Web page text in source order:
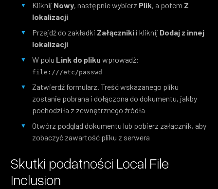
Kliknij Nowy, następnie wybierz Plik, a potem Z
lokalizacji
Przejdź do zakładki Załączniki i kliknij Dodaj z innej
lokalizacji
W polu Link do pliku wprowadź:
file:///etc/passwd
Zatwierdź formularz. Treść wskazanego pliku
zostanie pobrana i dołączona do dokumentu, jakby
pochodziła z zewnętrznego źródła
Otwórz podgląd dokumentu lub pobierz załącznik, aby
zobaczyć zawartość pliku z serwera
Skutki podatności Local File
Inclusion